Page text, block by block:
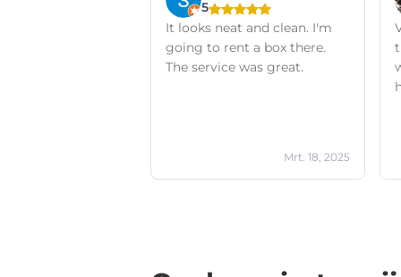
5
It looks neat and clean. I'm
going to rent a box there.
The service was great.
Mrt. 18, 2025